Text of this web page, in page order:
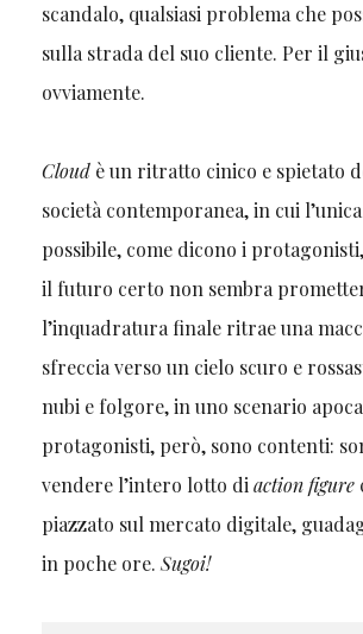
scandalo, qualsiasi problema che
sulla strada del suo cliente. Per il
ovviamente.
Cloud è un ritratto cinico e spietato
società contemporanea, in cui
possibile, come dicono i
il futuro certo non sembra
l’inquadratura finale ritrae una
sfreccia verso un cielo scuro e
nubi e folgore, in uno scenario
protagonisti, però, sono contenti:
vendere l’intero lotto diaction figure
piazzato sul mercato digitale,
in poche ore.Sugoi!